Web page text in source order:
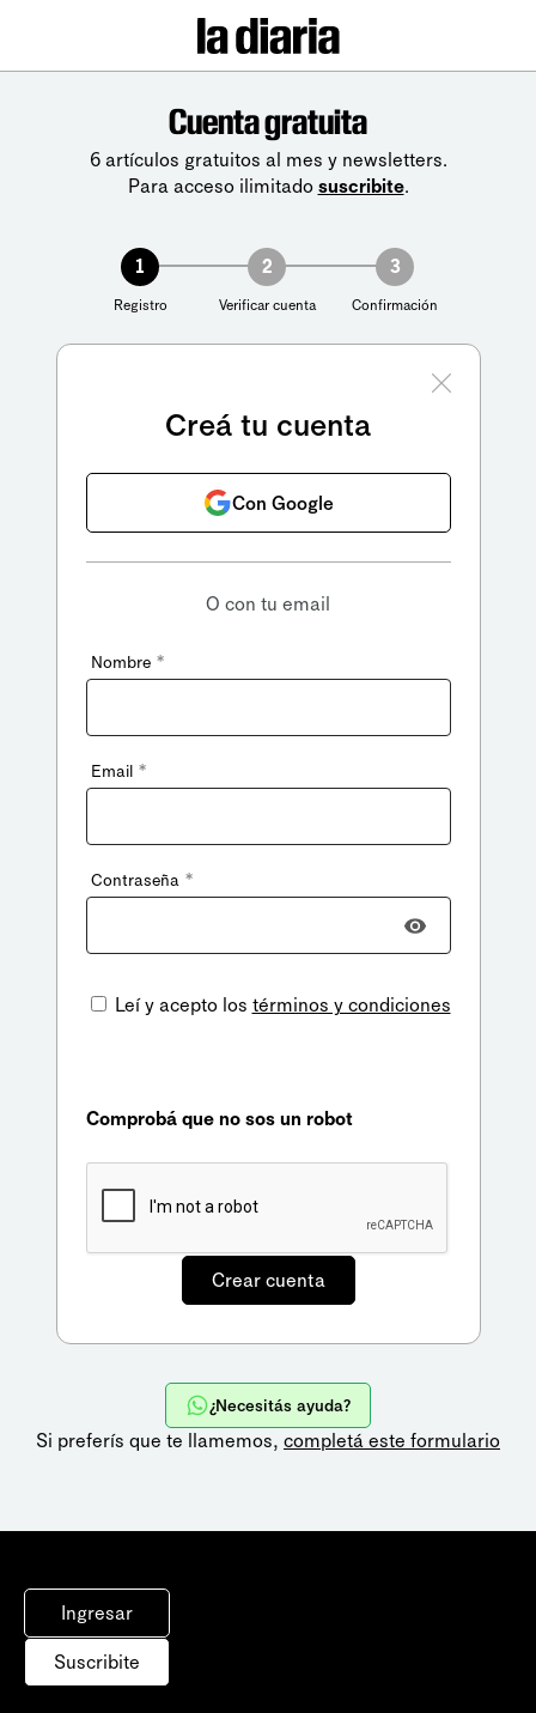
Cuenta gratuita
6 artículos gratuitos al mes y newsletters.
Para acceso ilimitado suscribite.
1
Registro
2
Verificar cuenta
3
Confirmación
Creá tu cuenta
Con Google
O con tu email
Nombre *
Email *
Contraseña *
Leí y acepto los términos y condiciones
Comprobá que no sos un robot
¿Necesitás ayuda?
Si preferís que te llamemos, completá este formulario
Ingresar
Suscribite